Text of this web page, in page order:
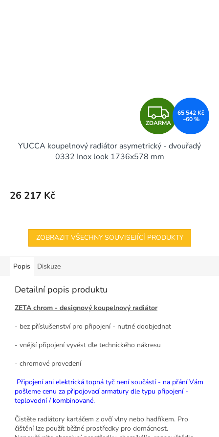
Z
D
A
ZDARMA
65 542 Kč
–60 %
YUCCA koupelnový radiátor asymetrický - dvouřadý
0332 Inox look 1736x578 mm
26 217 Kč
ZOBRAZIT VŠECHNY SOUVISEJÍCÍ PRODUKTY
Popis Diskuze
Detailní popis produktu
ZETA chrom - designový koupelnový radiátor
- bez příslušenství pro připojení - nutné doobjednat
- vnější připojení vyvést dle technického nákresu
- chromové provedení
Připojení ani elektrická topná tyč není součástí - na přání Vám
pošleme cenu za připojovací armatury dle typu připojení -
teplovodní / kombinované.
Čistěte radiátory kartáčem z ovčí vlny nebo hadříkem. Pro
čištění lze použít běžné prostředky pro domácnost.